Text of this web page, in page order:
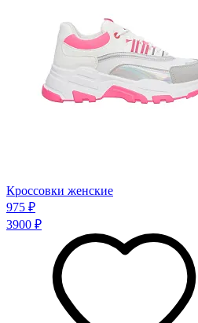
Кроссовки женские
975 ₽
3900 ₽